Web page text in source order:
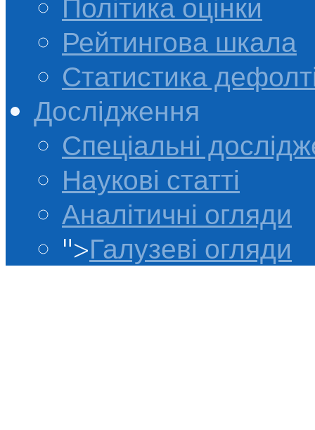
Політика оцінки
Рейтингова шкала
Статистика
Дослідження
Спеціальні
Наукові статті
Аналітичні огляди
">Галузеві огляди